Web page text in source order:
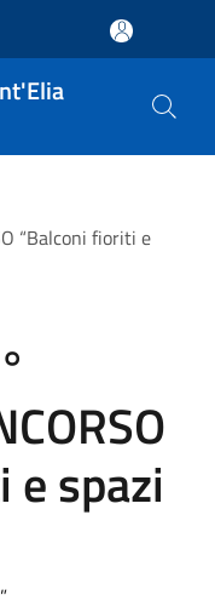
“Balconi fioriti e
spazi